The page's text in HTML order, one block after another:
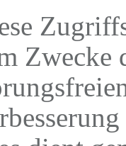
Zwecke